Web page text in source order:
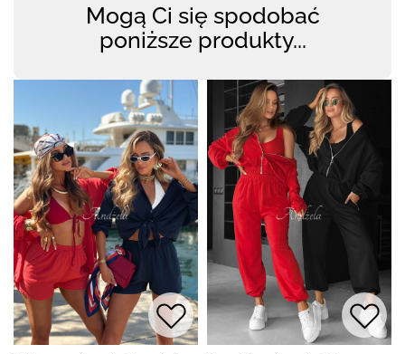
Mogą Ci się spodobać
poniższe produkty...